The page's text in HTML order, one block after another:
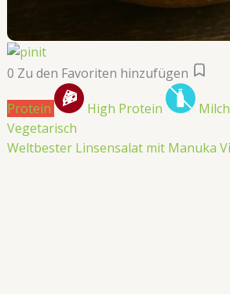
0 Zu den Favoriten hinzufügen
Protein High Protein
Vegetarisch
Weltbester Linsensalat mit Manuka